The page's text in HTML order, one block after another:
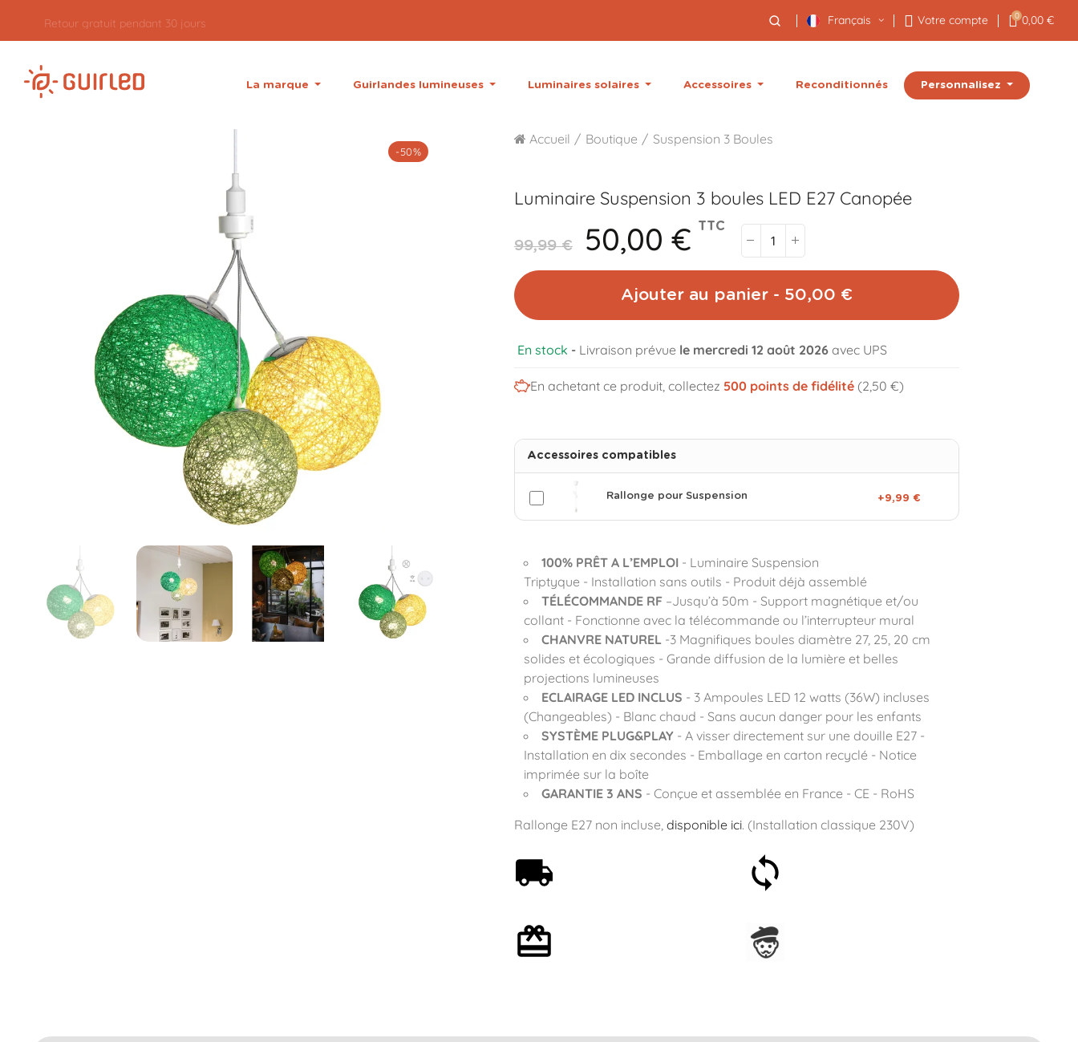
Retour gratuit pendant 30 jours Français Votre compte 0 0,00 €
La marque Guirlandes lumineuses Luminaires solaires Accessoires Reconditionnés Personnalisez
-50%
Accueil Boutique Suspension 3 Boules
Luminaire Suspension 3 boules LED E27Canopée
99,99 € 50,00 € TTC
Ajouter au panier - 50,00 €
En stock - Livraison prévue le mercredi 12 août 2026 avec UPS
En achetant ce produit, collectez 500points de fidélité (2,50 €)
Accessoires compatibles
Rallonge pour Suspension +9,99 €
100% PRÊT A L’EMPLOI- Luminaire Suspension
Triptyque - Installation sans outils - Produit déjà assemblé
TÉLÉCOMMANDE RF–Jusqu’à 50m - Support magnétique et/ou
collant - Fonctionne avec la télécommande ou l’interrupteur mural
CHANVRE NATUREL-3 Magnifiques boules diamètre 27, 25, 20 cm
solides et écologiques - Grande diffusion de la lumière et belles
projections lumineuses
ECLAIRAGE LED INCLUS - 3 Ampoules LED 12 watts (36W) incluses
(Changeables) - Blanc chaud - Sans aucun danger pour les enfants
SYSTÈME PLUG&PLAY- A visser directement sur une douille E27 -
Installation en dix secondes - Emballage en carton recyclé - Notice
imprimée sur la boîte
GARANTIE 3 ANS - Conçue et assemblée en France - CE - RoHS
Rallonge E27 non incluse, disponible ici. (Installation classique 230V)